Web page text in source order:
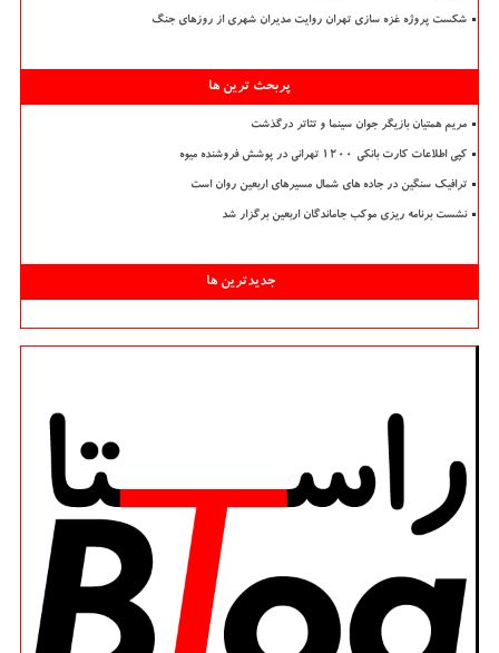
شکست پروژه غزه سازی تهران روایت مدیران شهری از روزهای جنگ
پربحث ترین ها
مریم همتیان بازیگر جوان سینما و تئاتر درگذشت
کپی اطلاعات کارت بانکی ۱۲۰۰ تهرانی در پوشش فروشنده میوه
ترافیک سنگین در جاده های شمال مسیرهای اربعین روان است
نشست برنامه ریزی موکب جاماندگان اربعین برگزار شد
جدیدترین ها